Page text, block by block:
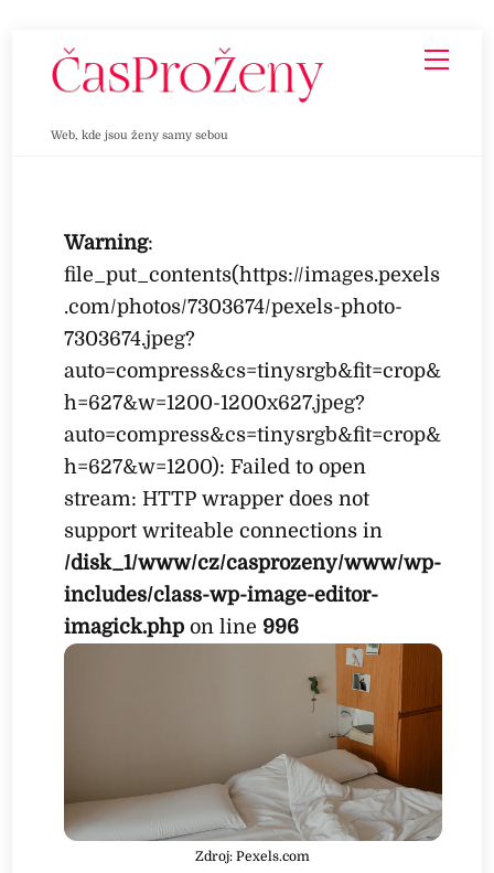
Web, kde jsou ženy samy sebou
Warning:
file_put_contents(https://images.pexels
.com/photos/7303674/pexels-photo-
7303674.jpeg?
auto=compress&cs=tinysrgb&fit=crop&
h=627&w=1200-1200x627.jpeg?
auto=compress&cs=tinysrgb&fit=crop&
h=627&w=1200): Failed to open
stream: HTTP wrapper does not
support writeable connections in
/disk_1/www/cz/casprozeny/www/wp-
includes/class-wp-image-editor-
imagick.php on line 996
Zdroj: Pexels.com